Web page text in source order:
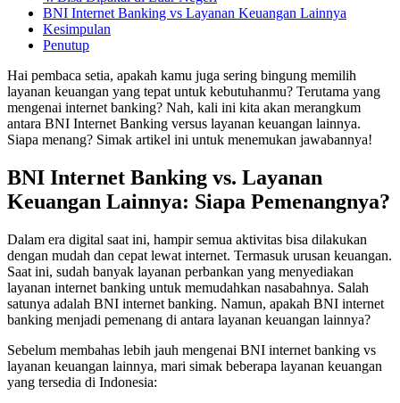
BNI Internet Banking vs Layanan Keuangan Lainnya
Kesimpulan
Penutup
Hai pembaca setia, apakah kamu juga sering bingung memilih
layanan keuangan yang tepat untuk kebutuhanmu? Terutama yang
mengenai internet banking? Nah, kali ini kita akan merangkum
antara BNI Internet Banking versus layanan keuangan lainnya.
Siapa menang? Simak artikel ini untuk menemukan jawabannya!
BNI Internet Banking vs. Layanan
Keuangan Lainnya: Siapa Pemenangnya?
Dalam era digital saat ini, hampir semua aktivitas bisa dilakukan
dengan mudah dan cepat lewat internet. Termasuk urusan keuangan.
Saat ini, sudah banyak layanan perbankan yang menyediakan
layanan internet banking untuk memudahkan nasabahnya. Salah
satunya adalah BNI internet banking. Namun, apakah BNI internet
banking menjadi pemenang di antara layanan keuangan lainnya?
Sebelum membahas lebih jauh mengenai BNI internet banking vs
layanan keuangan lainnya, mari simak beberapa layanan keuangan
yang tersedia di Indonesia: